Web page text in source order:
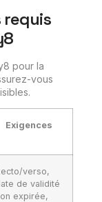
requis
pour la
vous
Exigences
verso,
de validité
expirée,